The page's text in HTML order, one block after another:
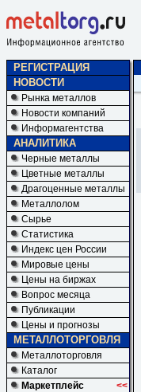
РЕГИСТРАЦИЯ
НОВОСТИ
Рынка металлов
Новости компаний
Информагентства
АНАЛИТИКА
Черные металлы
Цветные металлы
Драгоценные металлы
Металлолом
Сырье
Статистика
Индекс цен России
Мировые цены
Цены на биржах
Вопрос месяца
Публикации
Цены и прогнозы
МЕТАЛЛОТОРГОВЛЯ
Металлоторговля
Каталог
Маркетплейс
<<